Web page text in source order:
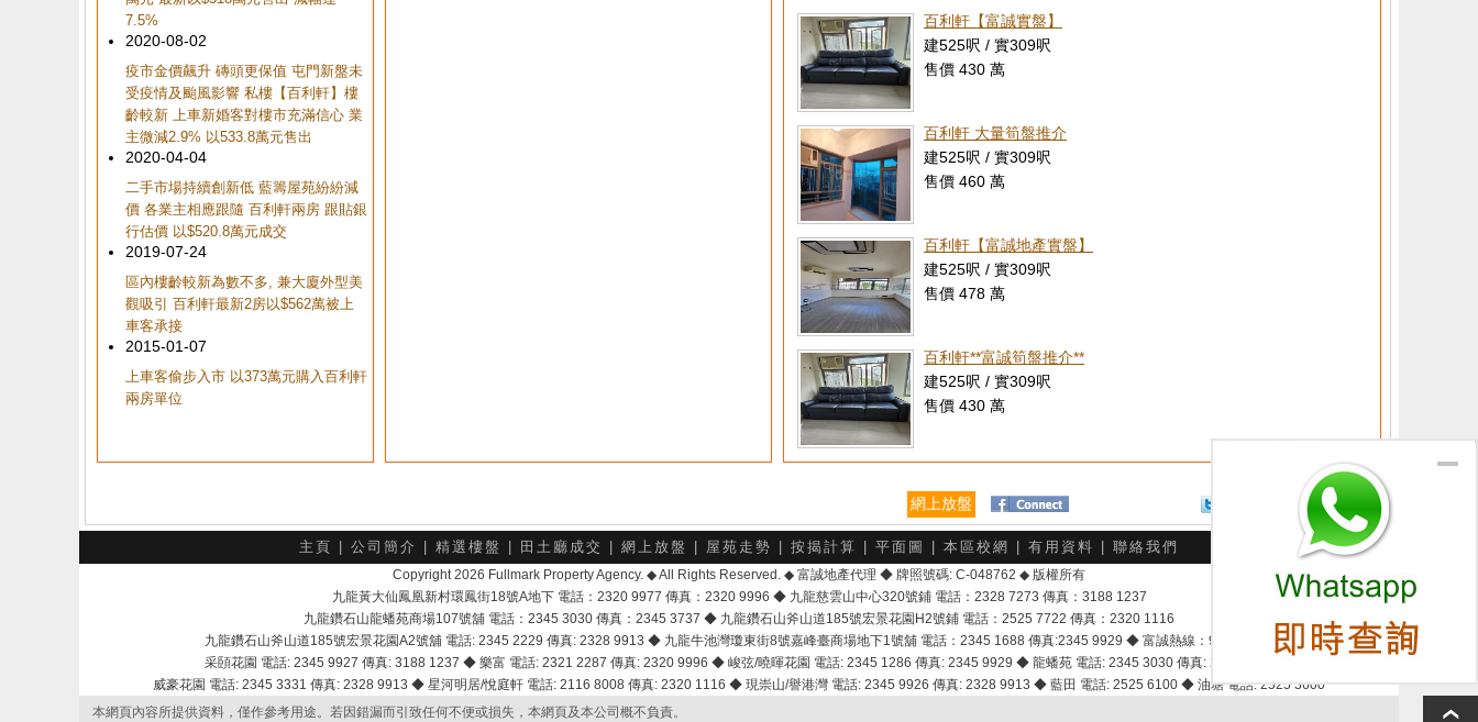
7.5%
2020-08-02
疫市金價飆升 磚頭更保值 屯門新盤未
受疫情及颱風影響 私樓【百利軒】樓
齡較新 上車新婚客對樓市充滿信心 業
主微減2.9% 以533.8萬元售出
2020-04-04
二手市場持續創新低 藍籌屋苑紛紛減
價 各業主相應跟隨 百利軒兩房 跟貼銀
行估價 以$520.8萬元成交
2019-07-24
區內樓齡較新為數不多, 兼大廈外型美
觀吸引 百利軒最新2房以$562萬被上
車客承接
2015-01-07
上車客偷步入市 以373萬元購入百利軒
兩房單位
百利軒【富誠實盤】
建525呎 / 實309呎
售價 430 萬
百利軒 大量筍盤推介
建525呎 / 實309呎
售價 460 萬
百利軒【富誠地產實盤】
建525呎 / 實309呎
售價 478 萬
百利軒**富誠筍盤推介**
建525呎 / 實309呎
售價 430 萬
網上放盤 分享給朋友
主頁 公司簡介 精選樓盤 田土廳成交 網上放盤 屋苑走勢 按揭計算 平面圖 本區校網 有用資料 聯絡我們
Copyright 2026 Fullmark Property Agency. ◆ All Rights Reserved. ◆ 富誠地產代理 ◆ 牌照號碼: C-048762 ◆ 版權所有
九龍黃大仙鳳凰新村環鳳街18號A地下 電話：2320 9977 傳真：2320 9996 ◆ 九龍慈雲山中心320號鋪 電話：2328 7273 傳真：3188 1237
九龍鑽石山龍蟠苑商場107號舖 電話：2345 3030 傳真：2345 3737 ◆ 九龍鑽石山斧山道185號宏景花園H2號鋪 電話：2525 7722 傳真：2320 1116
九龍鑽石山斧山道185號宏景花園A2號舖 電話: 2345 2229 傳真: 2328 9913 ◆ 九龍牛池灣瓊東街8號嘉峰臺商場地下1號舖 電話：2345 1688 傳真:2345 9929 ◆ 富誠熱線：9337 9028
采頣花園 電話: 2345 9927 傳真: 3188 1237 ◆ 樂富 電話: 2321 2287 傳真: 2320 9996 ◆ 峻弦/曉暉花園 電話: 2345 1286 傳真: 2345 9929 ◆ 龍蟠苑 電話: 2345 3030 傳真: 2345 3737
威豪花園 電話: 2345 3331 傳真: 2328 9913 ◆ 星河明居/悅庭軒 電話: 2116 8008 傳真: 2320 1116 ◆ 現崇山/譽港灣 電話: 2345 9926 傳真: 2328 9913 ◆ 藍田 電話: 2525 6100 ◆ 油塘 電話: 2525 3600
本網頁內容所提供資料，僅作參考用途。若因錯漏而引致任何不便或損失，本網頁及本公司概不負責。